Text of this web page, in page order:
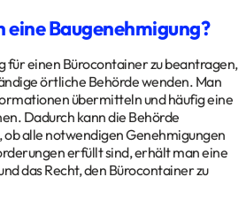
eine Baugenehmigung?
für einen Bürocontainer zu beantragen,
örtliche Behörde wenden. Man
übermitteln und häufig eine
Dadurch kann die Behörde
alle notwendigen Genehmigungen
erfüllt sind, erhält man eine
das Recht, den Bürocontainer zu